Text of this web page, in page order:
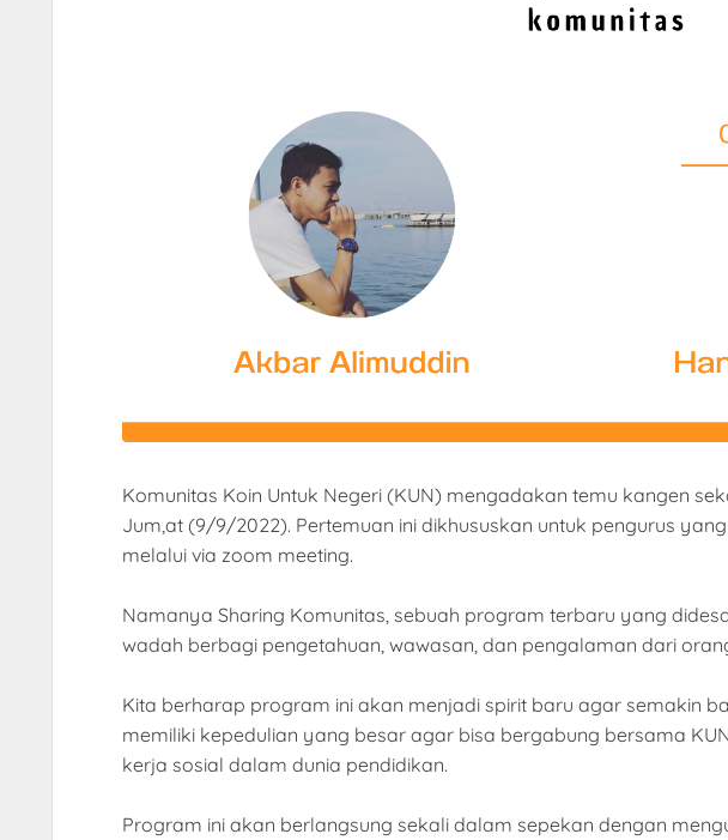
Komunitas Koin Untuk Negeri (KUN) mengadakan temu kangen
Jum,at (9/9/2022). Pertemuan ini dikhususkan untuk pengurus
melalui via zoom meeting.
Namanya Sharing Komunitas, sebuah program terbaru yang
wadah berbagi pengetahuan, wawasan, dan pengalaman dari
Kita berharap program ini akan menjadi spirit baru agar semakin
memiliki kepedulian yang besar agar bisa bergabung bersama
kerja sosial dalam dunia pendidikan.
Program ini akan berlangsung sekali dalam sepekan dengan